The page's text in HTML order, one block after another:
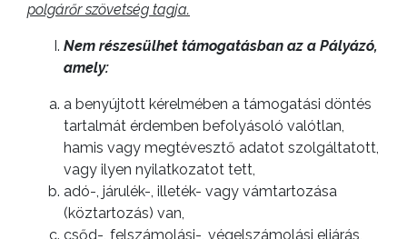
polgárőr szövetség tagja.
Nem részesülhet támogatásban az a Pályázó,
amely:
a benyújtott kérelmében a támogatási döntés
tartalmát érdemben befolyásoló valótlan,
hamis vagy megtévesztő adatot szolgáltatott,
vagy ilyen nyilatkozatot tett,
adó-, járulék-, illeték- vagy vámtartozása
(köztartozás) van,
csőd-, felszámolási-, végelszámolási eljárás,